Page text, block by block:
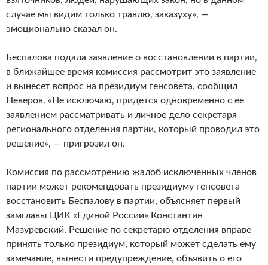
случае мы видим только травлю, заказуху», —
эмоционально сказал он.
Беспалова подала заявление о восстановлении в партии,
в ближайшее время комиссия рассмотрит это заявление
и вынесет вопрос на президиум генсовета, сообщил
Неверов. «Не исключаю, придется одновременно с ее
заявлением рассматривать и личное дело секретаря
регионального отделения партии, который проводил это
решение», — пригрозил он.
Комиссия по рассмотрению жалоб исключенных членов
партии может рекомендовать президиуму генсовета
восстановить Беспалову в партии, объясняет первый
замглавы ЦИК «Единой России» Константин
Мазуревский. Решение по секретарю отделения вправе
принять только президиум, который может сделать ему
замечание, вынести предупреждение, объявить о его